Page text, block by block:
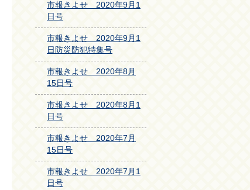
市報きよせ 2020年9月1
日号
市報きよせ 2020年9月1
日防災防犯特集号
市報きよせ 2020年8月
15日号
市報きよせ 2020年8月1
日号
市報きよせ 2020年7月
15日号
市報きよせ 2020年7月1
日号